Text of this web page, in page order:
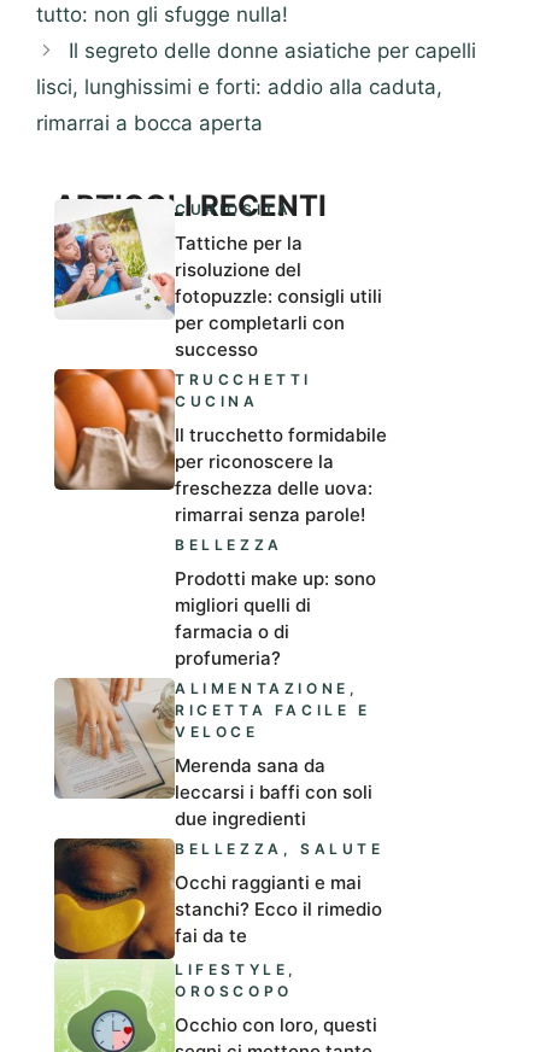
tutto: non gli sfugge nulla!
Il segreto delle donne asiatiche per capelli
lisci, lunghissimi e forti: addio alla caduta,
rimarrai a bocca aperta
ARTICOLI RECENTI
CURIOSITÀ
Tattiche per la
risoluzione del
fotopuzzle: consigli utili
per completarli con
successo
TRUCCHETTI
CUCINA
Il trucchetto formidabile
per riconoscere la
freschezza delle uova:
rimarrai senza parole!
BELLEZZA
Prodotti make up: sono
migliori quelli di
farmacia o di
profumeria?
ALIMENTAZIONE ,
RICETTA FACILE E
VELOCE
Merenda sana da
leccarsi i baffi con soli
due ingredienti
BELLEZZA ,SALUTE
Occhi raggianti e mai
stanchi? Ecco il rimedio
fai da te
LIFESTYLE ,
OROSCOPO
Occhio con loro, questi